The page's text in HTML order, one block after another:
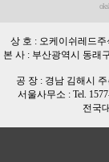
상 호 : 오케이쉬레드주
본 사 : 부산광역시 동래
공 장 : 경남 김해시 주
서울사무소 : Tel.
전국